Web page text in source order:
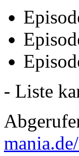
- Liste